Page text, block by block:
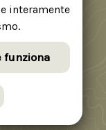
interamente
funziona